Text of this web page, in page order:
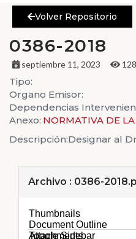
Volver Repositorio
0386-2018
septiembre 11, 2023 128
Tipo:
Organo Emisor:
Dependencias
Anexo: NORMATIVA DE
Descripción:Designar al
Archivo : 0386-